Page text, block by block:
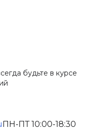
будьте в курсе
ПН-ПТ 10:00-18:30